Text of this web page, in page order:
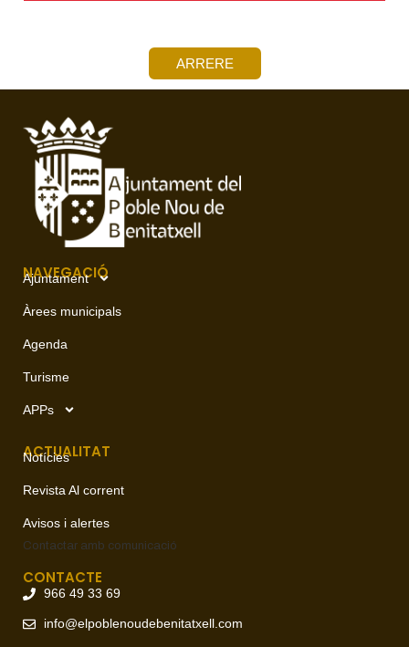
ARRERE
NAVEGACIÓ
Ajuntament
Àrees municipals
Agenda
Turisme
APPs
ACTUALITAT
Notícies
Revista Al corrent
Avisos i alertes
Contactar amb comunicació
CONTACTE
966 49 33 69
info@elpoblenoudebenitatxell.com